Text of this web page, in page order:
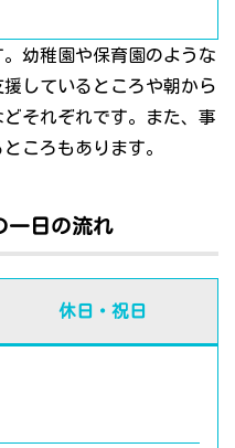
幼稚園や保育園のような
しているところや朝から
それぞれです。また、事
ころもあります。
一日の流れ
休日・祝日